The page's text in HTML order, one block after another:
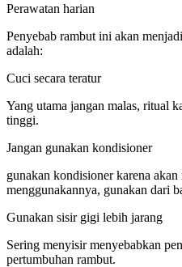
Perawatan harian
Penyebab rambut ini akan
adalah:
Cuci secara teratur
Yang utama jangan malas, ritual
tinggi.
Jangan gunakan kondisioner
gunakan kondisioner karena
menggunakannya, gunakan dari
Gunakan sisir gigi lebih jarang
Sering menyisir menyebabkan
pertumbuhan rambut.